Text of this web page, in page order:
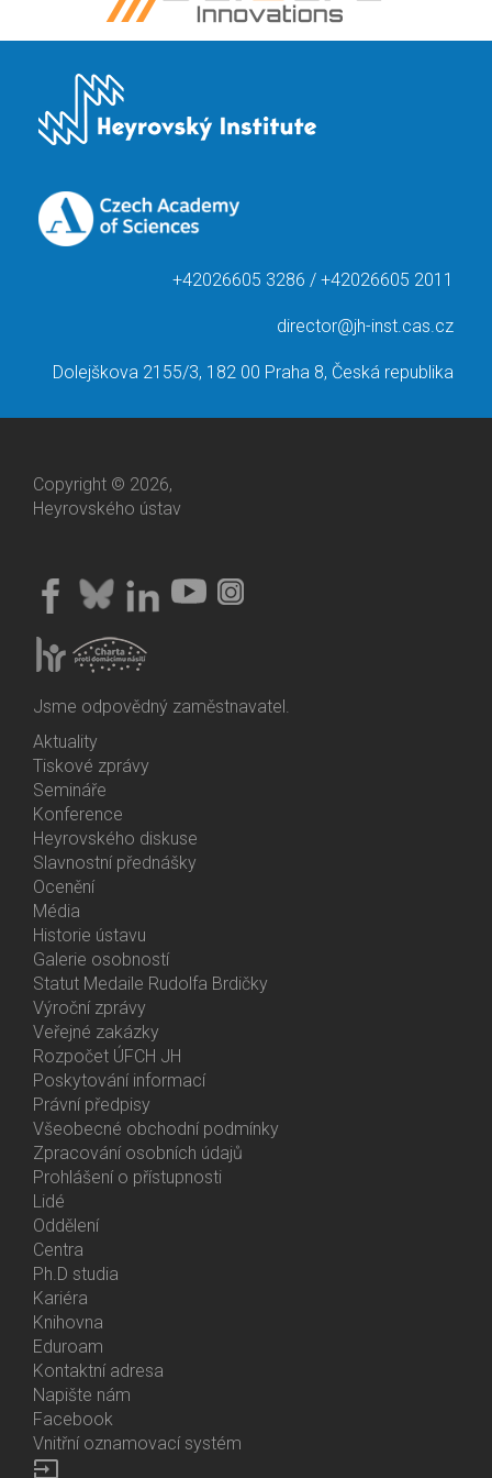
+42026605 3286 / +42026605 2011
director@jh-inst.cas.cz
Dolejškova 2155/3, 182 00 Praha 8, Česká republika
Copyright © 2026,
Heyrovského ústav
Jsme odpovědný zaměstnavatel.
Bottom
Menu
Activities
Aktuality
Tiskové zprávy
Semináře
Konference
Heyrovského diskuse
Slavnostní přednášky
Ocenění
Média
Historie ústavu
Galerie osobností
Statut Medaile Rudolfa Brdičky
Bottom
Menu
About
Us
Výroční zprávy
Veřejné zakázky
Rozpočet ÚFCH JH
Poskytování informací
Právní předpisy
Všeobecné obchodní podmínky
Zpracování osobních údajů
Prohlášení o přístupnosti
Bottom
Menu
Contacts
Lidé
Oddělení
Centra
Ph.D studia
Kariéra
Knihovna
Eduroam
Kontaktní adresa
Napište nám
Facebook
Vnitřní oznamovací systém
input